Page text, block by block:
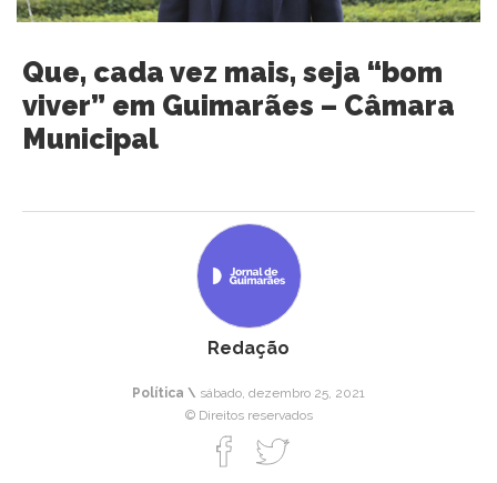
Que, cada vez mais, seja “bom
viver” em Guimarães – Câmara
Municipal
Redação
Política \ sábado, dezembro 25, 2021
© Direitos reservados